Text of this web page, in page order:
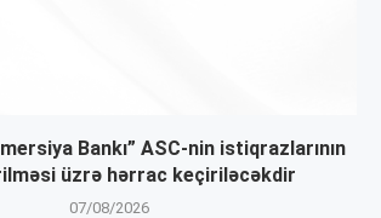
Bankı” ASC-nin istiqrazlarının
üzrə hərrac keçiriləcəkdir
07/08/2026